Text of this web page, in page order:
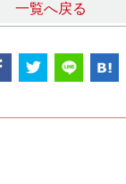
一覧へ戻る